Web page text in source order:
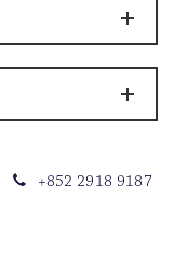
+852 2918 9187